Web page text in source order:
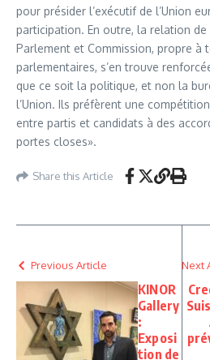
pour présider l’exécutif de l’Union
participation. En outre, la relation
Parlement et Commission, propre à
parlementaires, s’en trouve
que ce soit la politique, et non la
l’Union. Ils préfèrent une
entre partis et candidats à des
portes closes».
Share this Article
Previous Article
KINOR
Gallery
:
Exposi
tion de
Next